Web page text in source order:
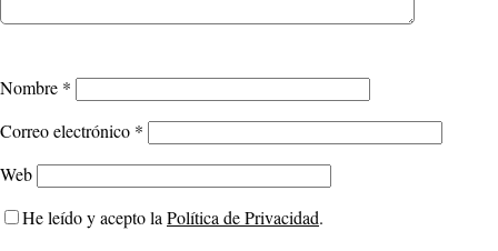
Nombre *
Correo electrónico *
Web
He leído y acepto la Política de Privacidad.